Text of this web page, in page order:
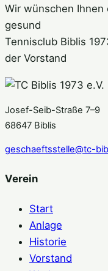
Wir wünschen
gesund
Tennisclub Biblis
der Vorstand
Josef-Seib-Straße 7–9
68647 Biblis
geschaeftsstelle@tc-
Verein
Start
Anlage
Historie
Vorstand